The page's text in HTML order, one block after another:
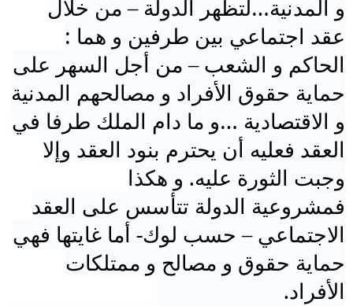
و المدنية…لتظهر الدولة – من خلال
عقد اجتماعي بين طرفين و هما :
الحاكم و الشعب – من أجل السهر على
حماية حقوق الأفراد و مصالحهم المدنية
و الاقتصادية …و ما دام الملك طرفا في
العقد فعليه أن يحترم بنود العقد وإلا
وجبت الثورة عليه. و هكذا
فمشروعية الدولة تتأسس على العقد
الاجتماعي – حسب لوك- أما غايتها فهي
حماية حقوق و مصالح و ممتلكات
الأفراد.